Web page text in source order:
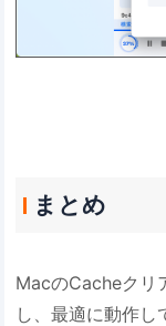
まとめ
MacのCacheクリ
し、最適に動作